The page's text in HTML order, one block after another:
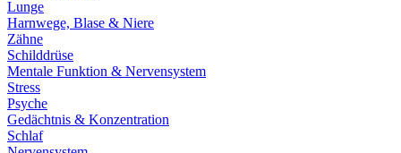
Lunge
Harnwege, Blase & Niere
Zähne
Schilddrüse
Mentale Funktion & Nervensystem
Stress
Psyche
Gedächtnis & Konzentration
Schlaf